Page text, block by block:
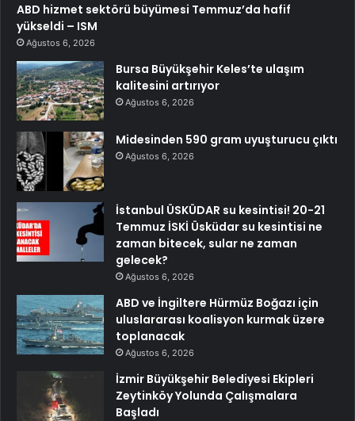
ABD hizmet sektörü büyümesi Temmuz’da hafif
yükseldi – ISM
Ağustos 6, 2026
Bursa Büyükşehir Keles’te ulaşım
kalitesini artırıyor
Ağustos 6, 2026
Midesinden 590 gram uyuşturucu çıktı
Ağustos 6, 2026
İstanbul ÜSKÜDAR su kesintisi! 20-21
Temmuz İSKİ Üsküdar su kesintisi ne
zaman bitecek, sular ne zaman
gelecek?
Ağustos 6, 2026
ABD ve İngiltere Hürmüz Boğazı için
uluslararası koalisyon kurmak üzere
toplanacak
Ağustos 6, 2026
İzmir Büyükşehir Belediyesi Ekipleri
Zeytinköy Yolunda Çalışmalara
Başladı